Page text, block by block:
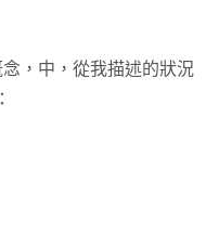
，中，從我描述的狀況